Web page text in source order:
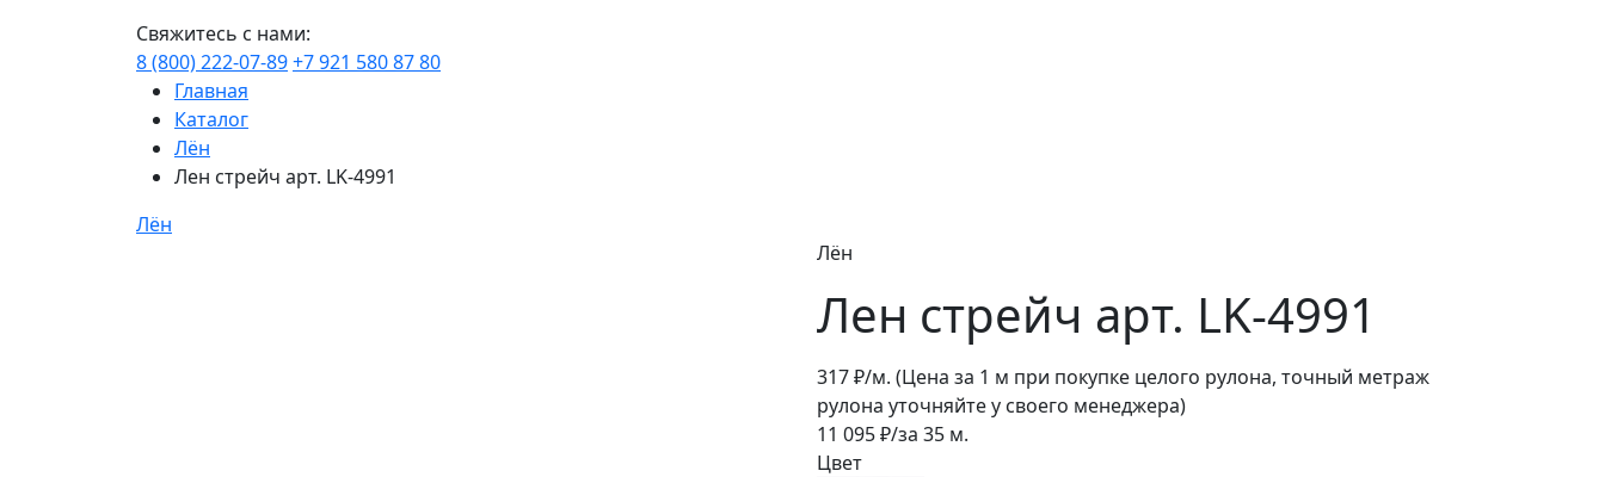
Свяжитесь с нами:
8 (800) 222-07-89+7 921 580 87 80
Главная
Каталог
Лён
Лен стрейч арт. LK-4991
Лён
Лён
Лен стрейч арт. LK-4991
317₽/м. (Цена за 1 м при покупке целого рулона, точный метраж
рулона уточняйте у своего менеджера)
11 095₽/за 35 м.
Цвет